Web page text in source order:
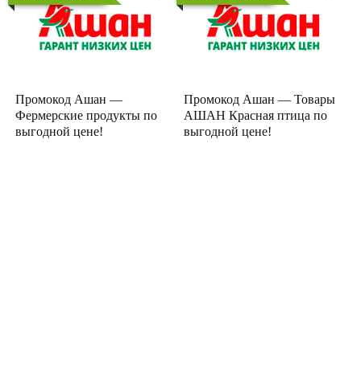
Промокод Ашан —
Фермерские продукты по
выгодной цене!
Промокод Ашан — Товары
АШАН Красная птица по
выгодной цене!